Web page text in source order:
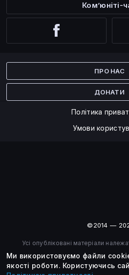
Ком’юніті-
ПРО НАС
ДОНАТИ
Політика
Умови
©2014 —
Усі опубліковані матеріали
вказанням активного
Ми використовуємо файли
якості роботи. Користуючись